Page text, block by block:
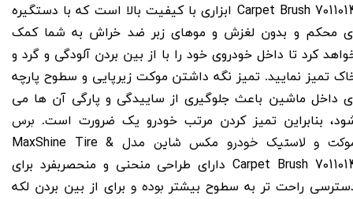
Carpet Brush
ابزاری با کیفیت بالا است که با دستگیره
محکم و بدون لغزش و موهای زبر ضد خراش به شما کمک
کرد تا داخل خودروی خود را با از بین بردن آلودگی و گرد و
تمیز نمایید. تمیز نگه داشتن موکت زیرپایی و سطوح پارچه
داخل ماشین باعث جلوگیری از ساییدگی و پارگی آن ها می
بنابراین تمیز کردن مرتب خودرو یک ضرورت است. برس
موکت و لاستیک خودرو مکس شاین مدل MaxShine Tire &
Carpet Brush دارای طراحی منحنی و منحصربفرد برای
راحت تر به سطوح بیشتر بوده و برای از بین بردن لکه